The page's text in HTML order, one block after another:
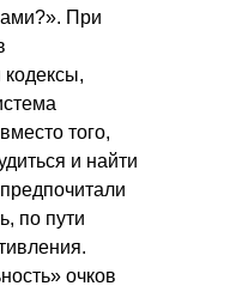
При
того,
и найти
по пути
очков